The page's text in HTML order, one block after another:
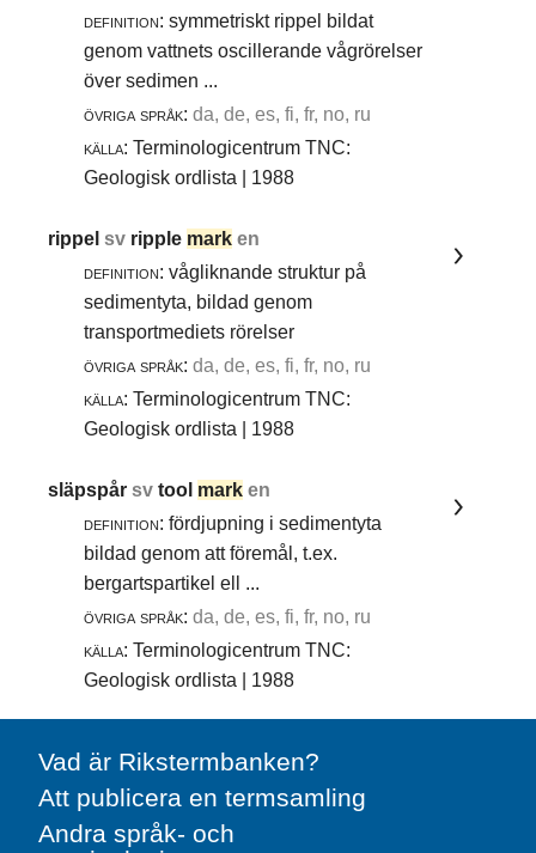
definition: symmetriskt rippel bildat
genom vattnets oscillerande vågrörelser
över sedimen ...
övriga språk: da, de, es, fi, fr, no, ru
källa: Terminologicentrum TNC:
Geologisk ordlista | 1988
rippelsv ripple mark en
definition: vågliknande struktur på
sedimentyta, bildad genom
transportmediets rörelser
övriga språk: da, de, es, fi, fr, no, ru
källa: Terminologicentrum TNC:
Geologisk ordlista | 1988
släpspårsvtool mark en
definition: fördjupning i sedimentyta
bildad genom att föremål, t.ex.
bergartspartikel ell ...
övriga språk: da, de, es, fi, fr, no, ru
källa: Terminologicentrum TNC:
Geologisk ordlista | 1988
Vad är Rikstermbanken?
Att publicera en termsamling
Andra språk- och